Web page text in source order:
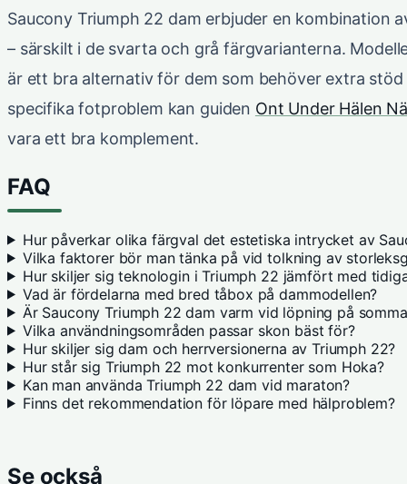
Saucony Triumph 22 dam erbjuder en kombination
– särskilt i de svarta och grå färgvarianterna.
är ett bra alternativ för dem som behöver extra
specifika fotproblem kan guiden Ont Under Hälen
vara ett bra komplement.
FAQ
Hur påverkar olika färgval det estetiska intrycket av
Vilka faktorer bör man tänka på vid tolkning av
Hur skiljer sig teknologin i Triumph 22 jämfört med
Vad är fördelarna med bred tåbox på dammodellen?
Är Saucony Triumph 22 dam varm vid löpning på
Vilka användningsområden passar skon bäst för?
Hur skiljer sig dam och herrversionerna av Triumph 22?
Hur står sig Triumph 22 mot konkurrenter som Hoka?
Kan man använda Triumph 22 dam vid maraton?
Finns det rekommendation för löpare med hälproblem?
Se också